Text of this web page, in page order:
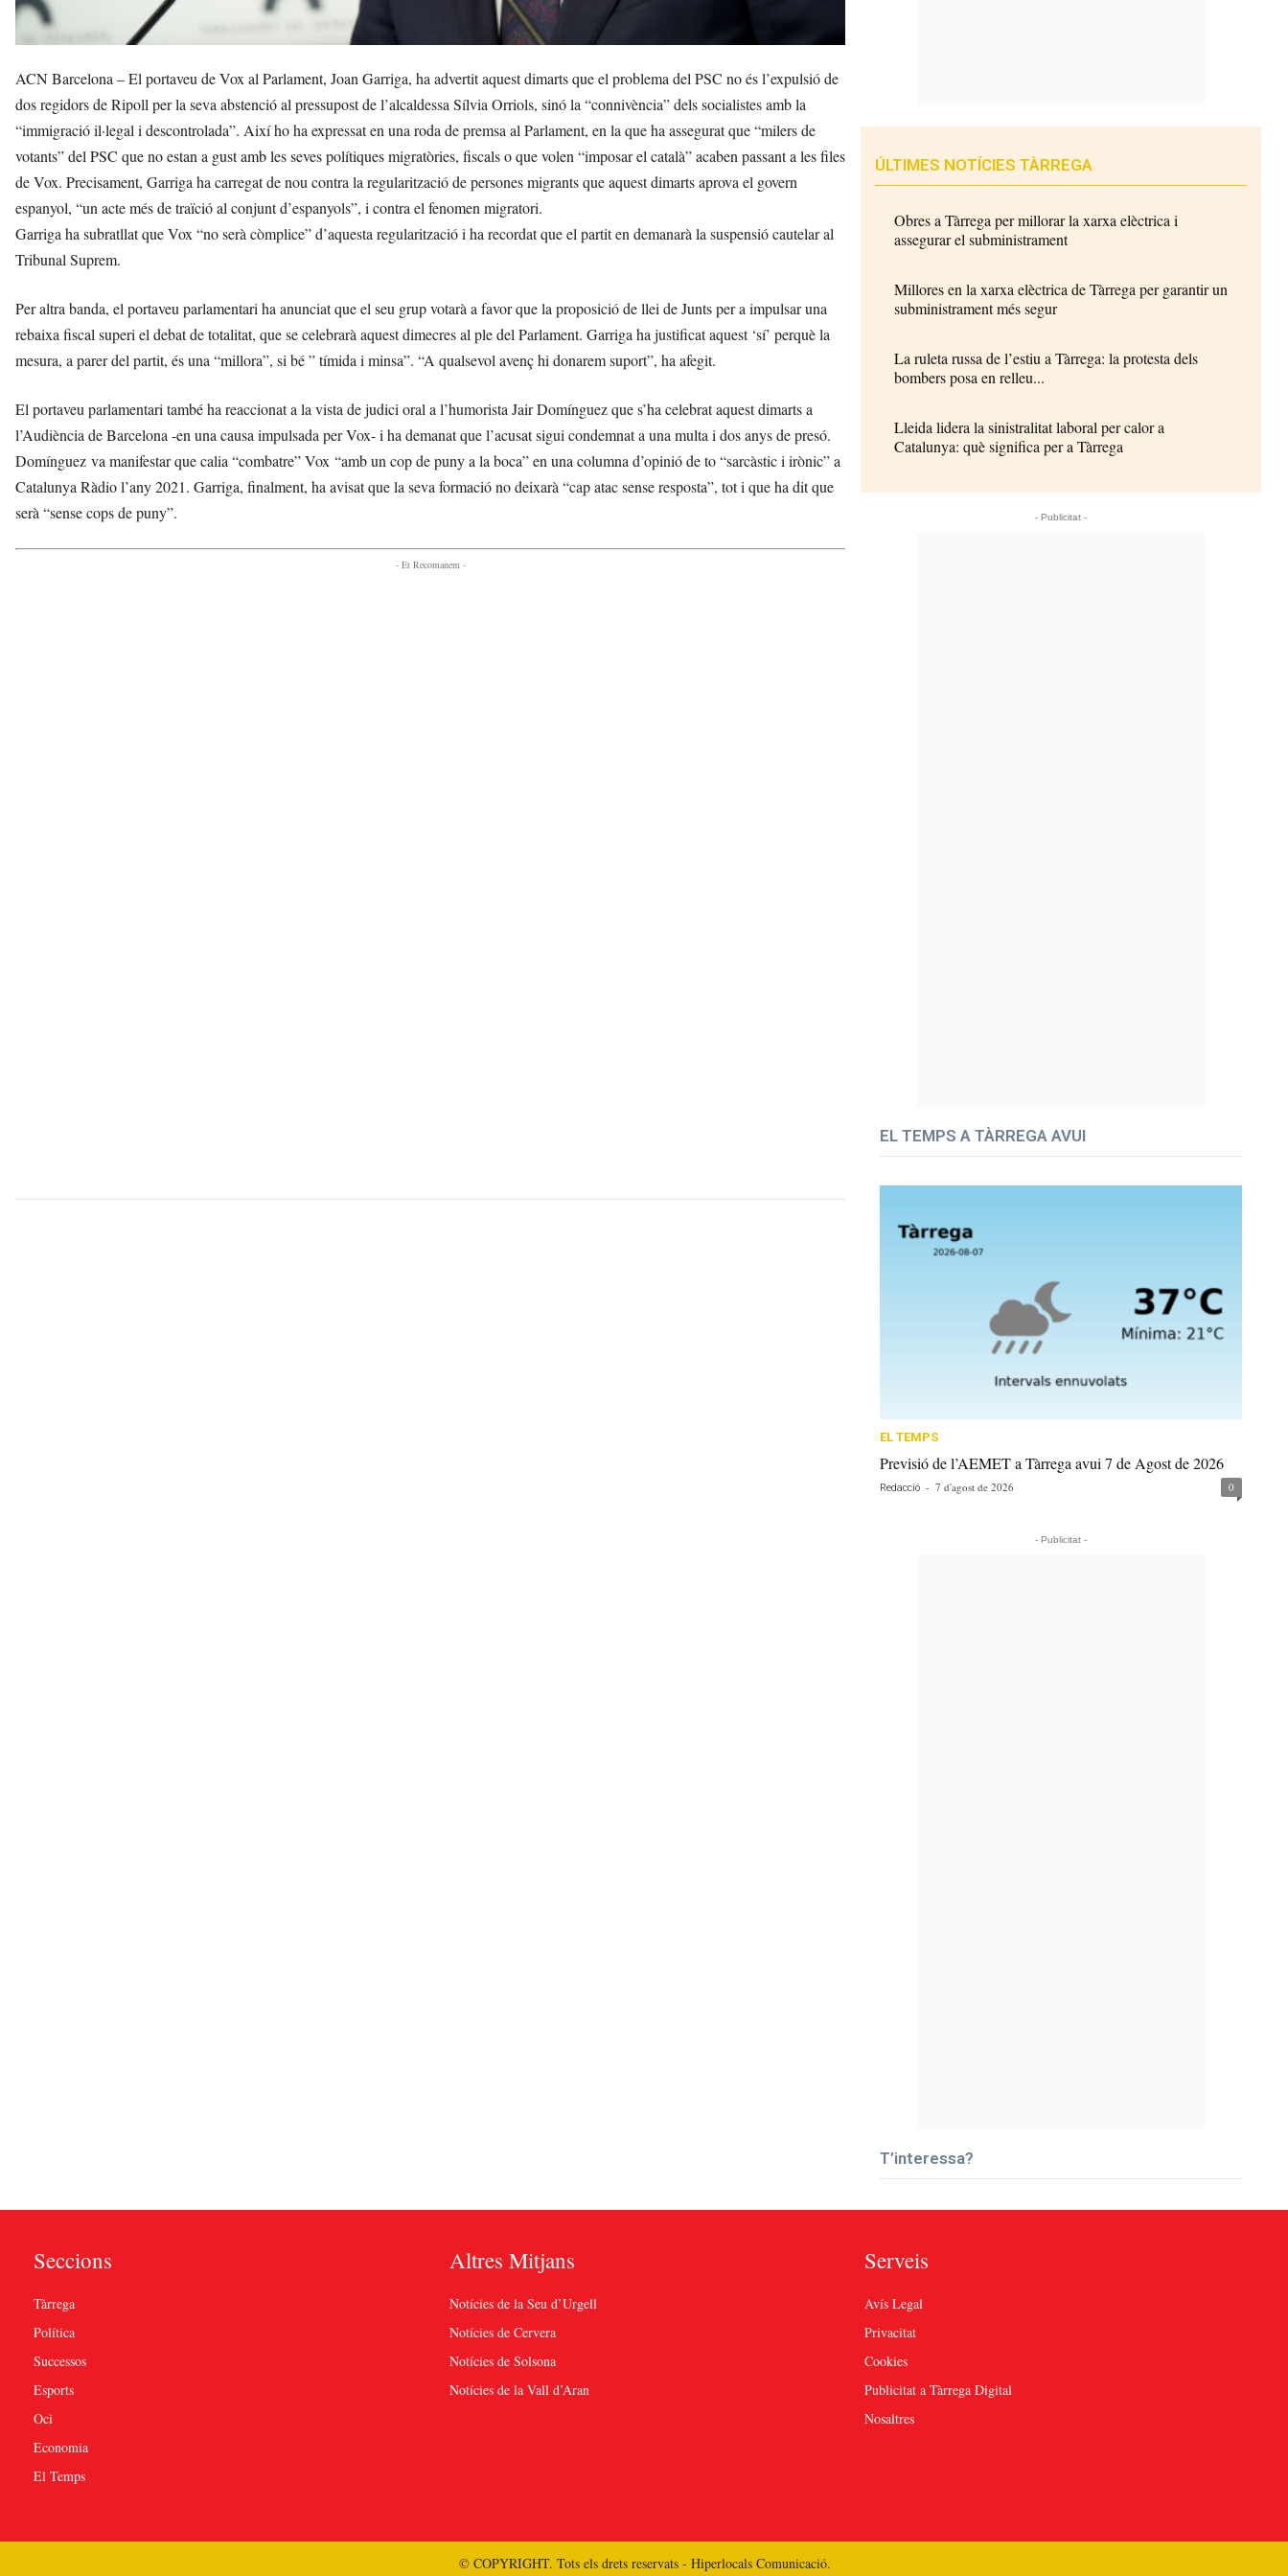
ACN Barcelona – El portaveu de Vox al Parlament, Joan Garriga, ha advertit aquest dimarts que el problema del PSC no és l’expulsió de
dos regidors de Ripoll per la seva abstenció al pressupost de l’alcaldessa Sílvia Orriols, sinó la “connivència” dels socialistes amb la
“immigració il·legal i descontrolada”. Així ho ha expressat en una roda de premsa al Parlament, en la que ha assegurat que “milers de
votants” del PSC que no estan a gust amb les seves polítiques migratòries, fiscals o que volen “imposar el català” acaben passant a les files
de Vox. Precisament, Garriga ha carregat de nou contra la regularització de persones migrants que aquest dimarts aprova el govern
espanyol, “un acte més de traïció al conjunt d’espanyols”, i contra el fenomen migratori.
Garriga ha subratllat que Vox “no serà còmplice” d’aquesta regularització i ha recordat que el partit en demanarà la suspensió cautelar al
Tribunal Suprem.
Per altra banda, el portaveu parlamentari ha anunciat que el seu grup votarà a favor que la proposició de llei de Junts per a impulsar una
rebaixa fiscal superi el debat de totalitat, que se celebrarà aquest dimecres al ple del Parlament. Garriga ha justificat aquest ‘sí’ perquè la
mesura, a parer del partit, és una “millora”, si bé ” tímida i minsa”. “A qualsevol avenç hi donarem suport”, ha afegit.
El portaveu parlamentari també ha reaccionat a la vista de judici oral a l’humorista Jair Domínguez que s’ha celebrat aquest dimarts a
l’Audiència de Barcelona -en una causa impulsada per Vox- i ha demanat que l’acusat sigui condemnat a una multa i dos anys de presó.
Domínguez va manifestar que calia “combatre” Vox “amb un cop de puny a la boca” en una columna d’opinió de to “sarcàstic i irònic” a
Catalunya Ràdio l’any 2021. Garriga, finalment, ha avisat que la seva formació no deixarà “cap atac sense resposta”, tot i que ha dit que
serà “sense cops de puny”.
- Et Recomanem -
ÚLTIMES NOTÍCIES TÀRREGA
Obres a Tàrrega per millorar la xarxa elèctrica i
assegurar el subministrament
Millores en la xarxa elèctrica de Tàrrega per garantir un
subministrament més segur
La ruleta russa de l’estiu a Tàrrega: la protesta dels
bombers posa en relleu...
Lleida lidera la sinistralitat laboral per calor a
Catalunya: què significa per a Tàrrega
- Publicitat -
EL TEMPS A TÀRREGA AVUI
EL TEMPS
Previsió de l’AEMET a Tàrrega avui 7 de Agost de 2026
Redacció - 7 d'agost de 2026 0
- Publicitat -
T’interessa?
Seccions
Tàrrega
Política
Successos
Esports
Oci
Economia
El Temps
Altres Mitjans
Notícies de la Seu d’Urgell
Notícies de Cervera
Notícies de Solsona
Notícies de la Vall d’Aran
Serveis
Avís Legal
Privacitat
Cookies
Publicitat a Tàrrega Digital
Nosaltres
© COPYRIGHT. Tots els drets reservats - Hiperlocals Comunicació.